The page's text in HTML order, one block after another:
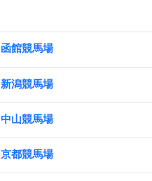
函館競馬場
新潟競馬場
中山競馬場
京都競馬場